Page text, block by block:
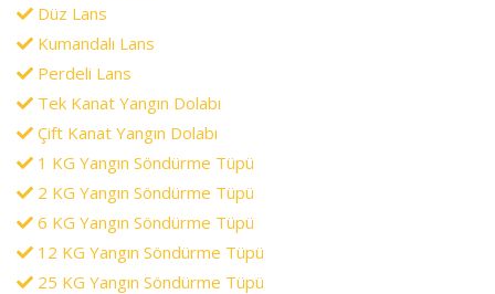
Düz Lans
Kumandalı Lans
Perdeli Lans
Tek Kanat Yangın Dolabı
Çift Kanat Yangın Dolabı
1 KG Yangın Söndürme Tüpü
2 KG Yangın Söndürme Tüpü
6 KG Yangın Söndürme Tüpü
12 KG Yangın Söndürme Tüpü
25 KG Yangın Söndürme Tüpü